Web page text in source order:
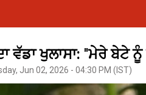
ਖੁਲਾਸਾ: ''ਮੇਰੇ ਬੇਟੇ ਨੂੰ
Jun 02, 2026 - 04:30 PM (IST)